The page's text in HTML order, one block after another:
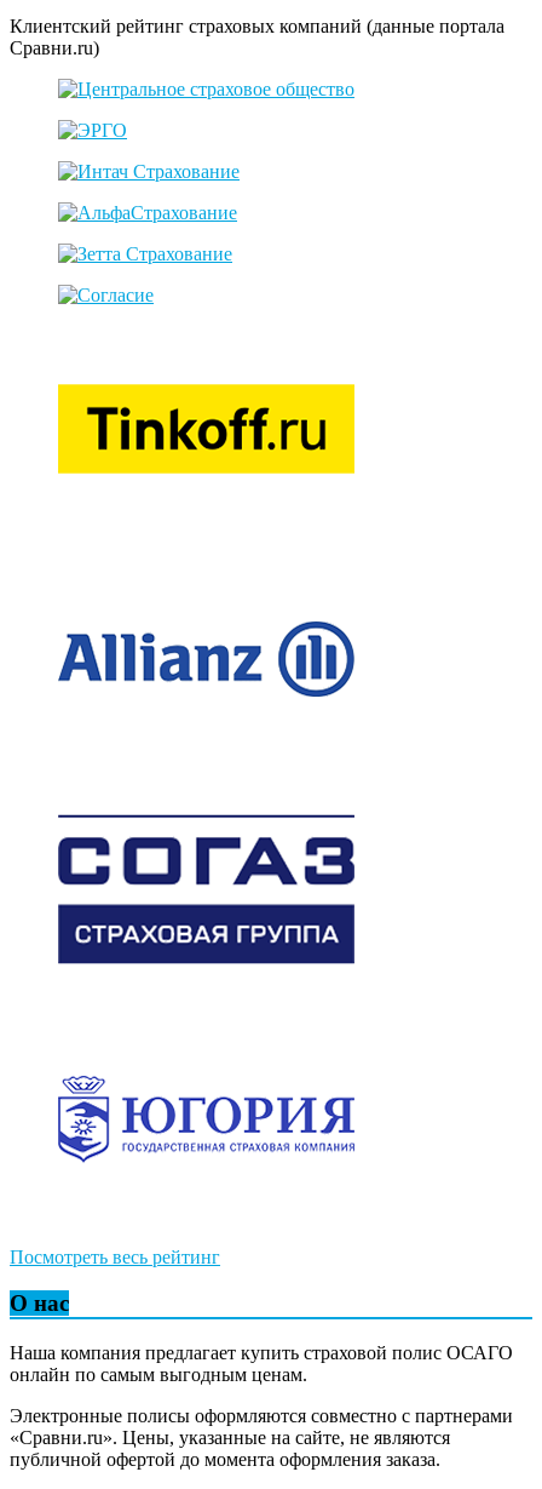
Клиентский рейтинг страховых компаний (данные портала
Сравни.ru)
Посмотреть весь рейтинг
О нас
Наша компания предлагает купить страховой полис ОСАГО
онлайн по самым выгодным ценам.
Электронные полисы оформляются совместно с партнерами
«Сравни.ru». Цены, указанные на сайте, не являются
публичной офертой до момента оформления заказа.